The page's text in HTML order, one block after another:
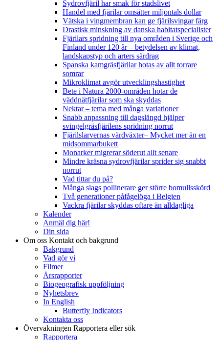
Sydrovfjäril har smak för stadslivet
Handel med fjärilar omsätter miljontals dollar
Vätska i vingmembran kan ge fjärilsvingar färg
Drastisk minskning av danska habitatspecialister
Fjärilars spridning till nya områden i Sverige och
Finland under 120 år– betydelsen av klimat,
landskapstyp och arters särdrag
Spanska kamgräsfjärilar hotas av allt torrare
somrar
Mikroklimat avgör utvecklingshastighet
Bete i Natura 2000-områden hotar de
väddnätfjärilar som ska skyddas
Nektar – tema med många variationer
Snabb anpassning till dagslängd hjälper
svingelgräsfjärilens spridning norrut
Fjärilslarvernas värdväxter– Mycket mer än en
midsommarbukett
Monarker migrerar söderut allt senare
Mindre kräsna sydrovfjärilar sprider sig snabbt
norrut
Vad tittar du på?
Många slags pollinerare ger större bomullsskörd
Två generationer påfågelöga i Belgien
Vackra fjärilar skyddas oftare än alldagliga
Kalender
Anmäl dig här!
Din sida
Om oss Kontakt och bakgrund
Bakgrund
Vad gör vi
Filmer
Årsrapporter
Biogeografisk uppföljning
Nyhetsbrev
In English
Butterfly Indicators
Kontakta oss
Övervakningen Rapportera eller sök
Rapportera